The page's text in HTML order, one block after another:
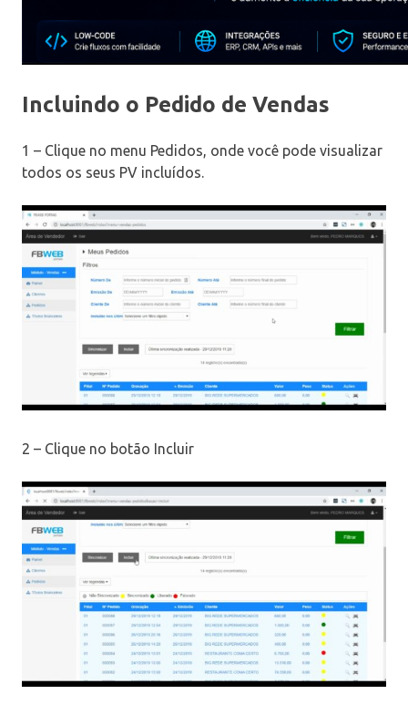
Incluindo o Pedido de Vendas
1 – Clique no menu Pedidos, onde você pode visualizar
todos os seus PV incluídos.
2 – Clique no botão Incluir